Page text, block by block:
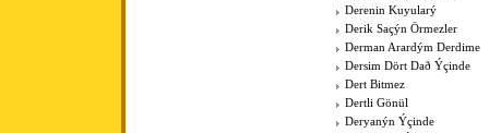
Derenin Kuyularý
Derik Saçýn Örmezler
Derman Arardým Derdime
Dersim Dört Dað Ýçinde
Dert Bitmez
Dertli Gönül
Deryanýn Ýçinde